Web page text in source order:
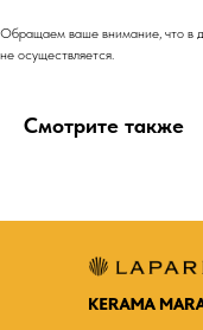
Обращаем ваше внимание, что в
не осуществляется.
Смотрите также